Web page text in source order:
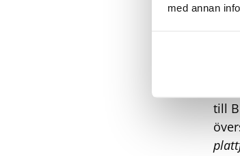
med annan
till